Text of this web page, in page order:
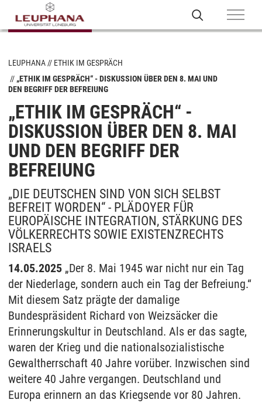
LEUPHANA
ETHIK IM GESPRÄCH
„ETHIK IM GESPRÄCH“ - DISKUSSION ÜBER DEN 8. MAI UND
DEN BEGRIFF DER BEFREIUNG
„ETHIK IM GESPRÄCH“ -
DISKUSSION ÜBER DEN 8. MAI
UND DEN BEGRIFF DER
BEFREIUNG
„DIE DEUTSCHEN SIND VON SICH SELBST
BEFREIT WORDEN“ - PLÄDOYER FÜR
EUROPÄISCHE INTEGRATION, STÄRKUNG DES
VÖLKERRECHTS SOWIE EXISTENZRECHTS
ISRAELS
14.05.2025 „Der 8. Mai 1945 war nicht nur ein Tag
der Niederlage, sondern auch ein Tag der Befreiung.“
Mit diesem Satz prägte der damalige
Bundespräsident Richard von Weizsäcker die
Erinnerungskultur in Deutschland. Als er das sagte,
waren der Krieg und die nationalsozialistische
Gewaltherrschaft 40 Jahre vorüber. Inzwischen sind
weitere 40 Jahre vergangen. Deutschland und
Europa erinnern an das Kriegsende vor 80 Jahren.